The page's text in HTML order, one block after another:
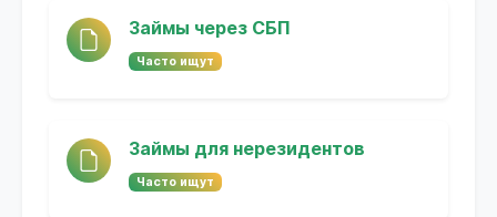
Займы через СБП
Часто ищут
Займы для нерезидентов
Часто ищут